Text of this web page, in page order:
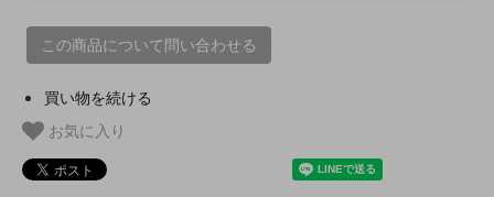
この商品について問い合わせる
買い物を続ける
お気に入り